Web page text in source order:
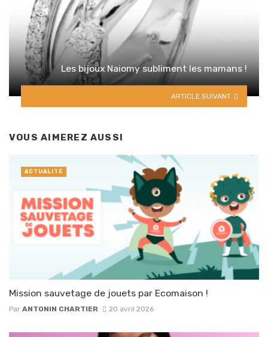
Les bijoux Naiomy subliment les mamans !
ARTICLE SUIVANT
VOUS AIMEREZ AUSSI
Mission sauvetage de jouets par Ecomaison !
Par ANTONIN CHARTIER 20 avril 2026
ACTUALITÉ